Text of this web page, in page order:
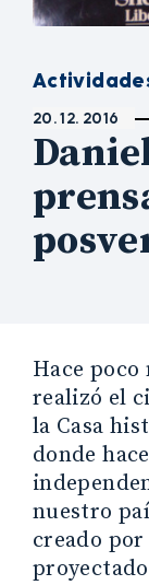
20. 12. 2016
Hace poco
realizó el
la Casa
donde
nuestro
creado